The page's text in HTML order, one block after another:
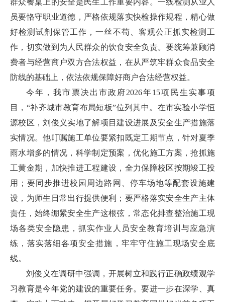
员要恪守职业道德，严格依规落实快检操作规程，精心做
好检测试剂保管工作，一丝不苟、客观公正抓实检测工
作，切实做到为人民群众的饮食安全负责。要统筹兼顾消
费者与经营商户双方合法权益，在从严筑牢群众食品安全
防线的基础上，依法依规保障好商户合法经营权益。
今年，我市票决出市政府2026年15项民生实事项
目，“补齐城市教育布局短板”位列其中。在市实验小学恒
源校区，刘俊义实地了解项目建设进展及安全生产措施落
实情况。他叮嘱施工单位要紧扣既定工期节点，针对夏季
雨水增多的情况，科学制定预案，优化施工方案，抢抓施
工黄金期，加快推进工程建设，全力保障校区按期竣工投
用；要同步推进校园周边路网、停车场地等配套设施建
设，为师生日常出行提供便利；要严格落实安全生产主体
责任，始终绷紧安全生产这根弦，常态化排查整治施工现
场各类安全隐患，抓实作业人员安全教育培训与应急演
练，落实落细各项安全措施，牢牢守住施工现场安全底
线。
刘俊义在调研中强调，开展树立和践行正确政绩观学
习教育是今年党的建设的重要任务。要进一步在深学、真